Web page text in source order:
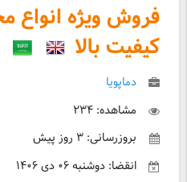
فروش ویژه انواع
کیفیت بالا
دماپویا
مشاهده: ۲۳۴
بروزرسانی: ۳ روز پیش
انقضا: دوشنبه ۰۶ دی ۱۴۰۶